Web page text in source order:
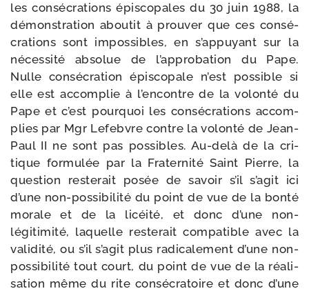
les consé­cra­tions épis­co­pales du 30 juin 1988, la
démons­tra­tion abou­tit à prou­ver que ces consé­
cra­tions sont impos­sibles, en s’appuyant sur la
néces­si­té abso­lue de l’approbation du Pape.
Nulle consé­cra­tion épis­co­pale n’est pos­sible si
elle est accom­plie à l’encontre de la volon­té du
Pape et c’est pour­quoi les consé­cra­tions accom­
plies par Mgr Lefebvre contre la volon­té de Jean-​
Paul II ne sont pas pos­sibles. Au-​delà de la cri­
tique for­mu­lée par la Fraternité Saint Pierre, la
ques­tion res­te­rait posée de savoir s’il s’agit ici
d’une non-​possibilité du point de vue de la bon­té
morale et de la licéi­té, et donc d’une non-​
légitimité, laquelle res­te­rait com­pa­tible avec la
vali­di­té, ou s’il s’agit plus radi­ca­le­ment d’une non-​
possibilité tout court, du point de vue de la réa­li­
sa­tion même du rite consé­cra­toire et donc d’une